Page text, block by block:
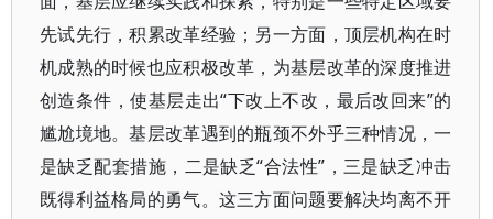
先试先行，积累改革经验；另一方面，顶层机构在时
机成熟的时候也应积极改革，为基层改革的深度推进
创造条件，使基层走出“下改上不改，最后改回来”的
尴尬境地。基层改革遇到的瓶颈不外乎三种情况，一
是缺乏配套措施，二是缺乏“合法性”，三是缺乏冲击
既得利益格局的勇气。这三方面问题要解决均离不开